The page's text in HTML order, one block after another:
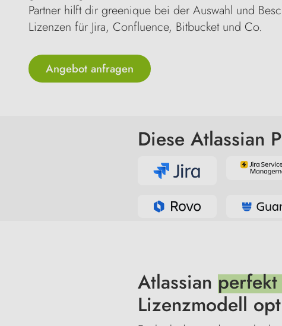
Partner hilft dir greenique bei der Auswahl und
Lizenzen für Jira, Confluence, Bitbucket und Co.
Angebot anfragen
Diese Atlassian
Atlassian
Lizenzmodell